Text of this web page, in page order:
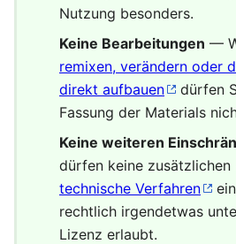
Nutzung besonders.
Keine Bearbeitungen —
remixen, verändern oder
direkt aufbauen
dürfen
Fassung der Materials
Keine weiteren
dürfen keine zusätzlichen
technische Verfahren
rechtlich irgendetwas
Lizenz erlaubt.